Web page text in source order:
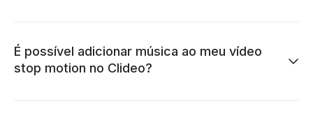
É possível adicionar música ao meu vídeo
stop motion no Clideo?